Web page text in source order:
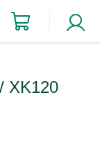
XK120